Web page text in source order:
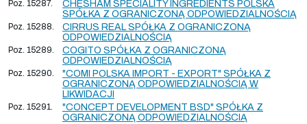
Poz. 15287.
CHESHAM SPECIALITY INGREDIENTS POLSKA
SPÓŁKA Z OGRANICZONĄ ODPOWIEDZIALNOŚCIĄ
Poz. 15288.
CIRRUS REAL SPÓŁKA Z OGRANICZONĄ
ODPOWIEDZIALNOŚCIĄ
Poz. 15289.
COGITO SPÓŁKA Z OGRANICZONĄ
ODPOWIEDZIALNOŚCIĄ
Poz. 15290.
"COMI POLSKA IMPORT - EXPORT" SPÓŁKA Z
OGRANICZONĄ ODPOWIEDZIALNOŚCIĄ W
LIKWIDACJI
Poz. 15291.
"CONCEPT DEVELOPMENT BSD" SPÓŁKA Z
OGRANICZONĄ ODPOWIEDZIALNOŚCIĄ